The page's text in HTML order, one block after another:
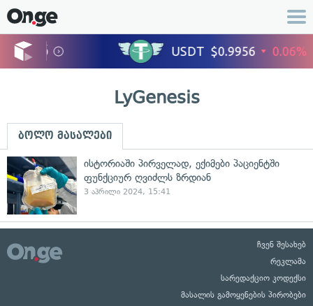
LyGenesis
ბოლო მასალები
ისტორიაში პირველად, ექიმები პაციენტში
ფუნქციურ ღვიძლს ზრდიან
3 აპრილი 2024, 15:41
ჩვენ შესახებ
რეკლამა
სარედაქციო კოდექსი
მასალის გამოყენების პირობები